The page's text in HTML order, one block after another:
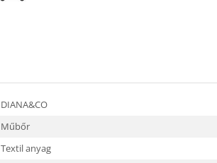
DIANA&CO
Műbőr
Textil anyag